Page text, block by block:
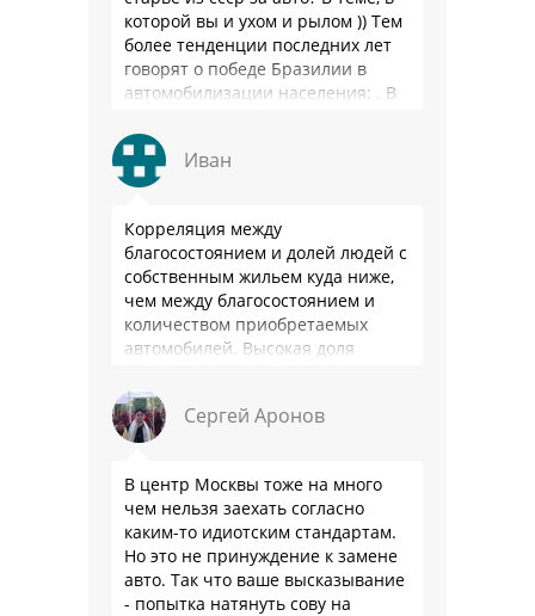
которой вы и ухом и рылом )) Тем
более тенденции последних лет
говорят о победе Бразилии в
автомобилизации населения: . В
Иван
Корреляция между
благосостоянием и долей людей с
собственным жильем куда ниже,
чем между благосостоянием и
количеством приобретаемых
автомобилей. Высокая доля
приоритетов из-за высокого
уровня жизни, …
Сергей Аронов
В центр Москвы тоже на много
чем нельзя заехать согласно
каким-то идиотским стандартам.
Но это не принуждение к замене
авто. Так что ваше высказывание
- попытка натянуть сову на